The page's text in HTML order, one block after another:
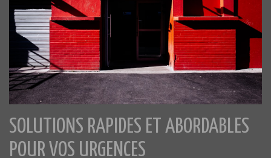
SOLUTIONS RAPIDES ET ABORDABLES
POUR VOS URGENCES